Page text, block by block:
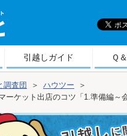
引越しガイド Ｑ
調査団 ＞ ハウツー
＞
ーケット出店のコツ「1.準備編～